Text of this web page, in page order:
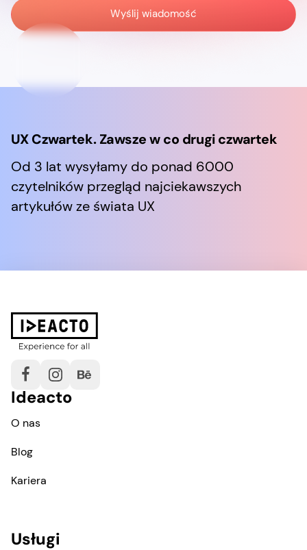
UX Czwartek. Zawsze w co drugi czwartek
Od 3 lat wysyłamy do ponad 6000
czytelników przegląd najciekawszych
artykułów ze świata UX
Ideacto
O nas
Blog
Kariera
Usługi